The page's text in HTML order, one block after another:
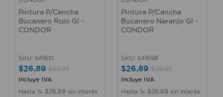
Pintura P/Cancha
Bucanero Rojo Gl -
CONDOR
SKU: 541651
$26,89 $29,87
Incluye IVA
Hasta 1x $26 89 sin interés
Pintura P/Cancha
Bucanero Naranjo Gl -
CONDOR
SKU: 541658
$26,89 $29,87
Incluye IVA
Hasta 1x $26 89 sin interés